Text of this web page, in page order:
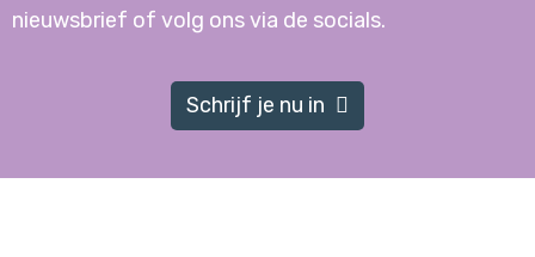
nieuwsbrief of volg ons via de socials.
Schrijf je nu in